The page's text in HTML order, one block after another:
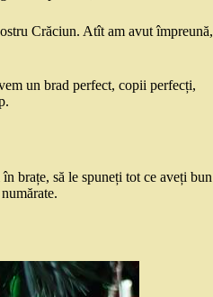
Crăciun. Atît am avut împreună,
un brad perfect, copii perfecți,
brațe, să le spuneți tot ce aveți bun